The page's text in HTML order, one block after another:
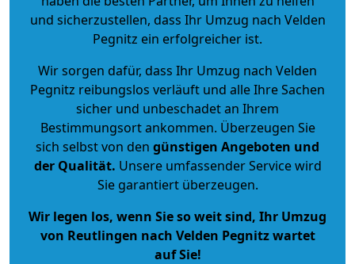
und sicherzustellen, dass Ihr Umzug nach Velden
Pegnitz ein erfolgreicher ist.
Wir sorgen dafür, dass Ihr Umzug nach Velden
Pegnitz reibungslos verläuft und alle Ihre Sachen
sicher und unbeschadet an Ihrem
Bestimmungsort ankommen. Überzeugen Sie
sich selbst von den günstigen Angeboten und
der Qualität. Unsere umfassender Service wird
Sie garantiert überzeugen.
Wir legen los, wenn Sie so weit sind, Ihr Umzug
von Reutlingen nach Velden Pegnitz wartet
auf Sie!